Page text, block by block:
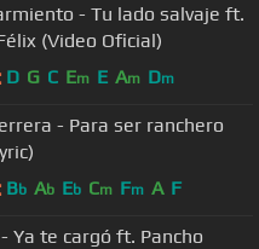
- Tu lado salvaje ft.
(Video Oficial)
D G C Em E Am Dm
- Para ser ranchero
Bb Ab Eb Cm Fm A F
Ya te cargó ft. Pancho